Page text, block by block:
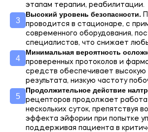
этапам терапии, реабилитации.
Высокий уровень безопасности.
проводится в стационаре, с
современного оборудования,
специалистов, что снижает
Минимальная вероятность
проверенных протоколов и
средств обеспечивает высокую
результата, низкую частоту
Продолжительное действие
рецепторов продолжает
нескольких суток, препятствуя
эффекта эйфории при попытке
поддерживая пациента в